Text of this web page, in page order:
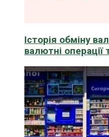
Історія обміну
валютні операції